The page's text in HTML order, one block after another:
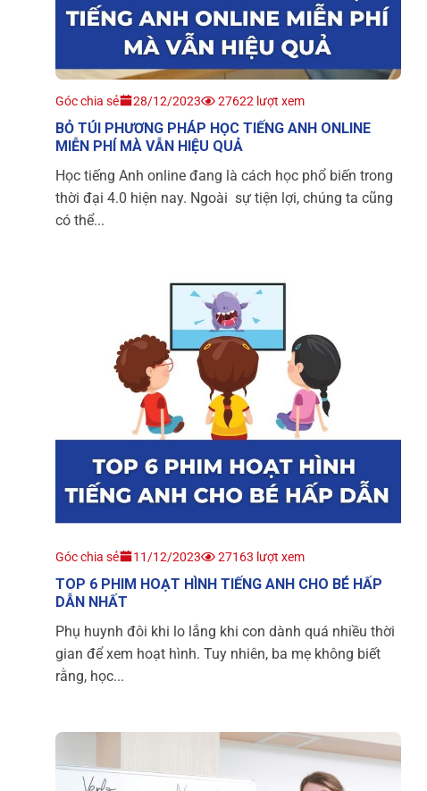
Góc chia sẻ 28/12/2023 27622 lượt xem
BỎ TÚI PHƯƠNG PHÁP HỌC TIẾNG ANH ONLINE
MIỄN PHÍ MÀ VẪN HIỆU QUẢ
Học tiếng Anh online đang là cách học phổ biến trong
thời đại 4.0 hiện nay. Ngoài sự tiện lợi, chúng ta cũng
có thể...
Góc chia sẻ 11/12/2023 27163 lượt xem
TOP 6 PHIM HOẠT HÌNH TIẾNG ANH CHO BÉ HẤP
DẪN NHẤT
Phụ huynh đôi khi lo lắng khi con dành quá nhiều thời
gian để xem hoạt hình. Tuy nhiên, ba mẹ không biết
rằng, học...